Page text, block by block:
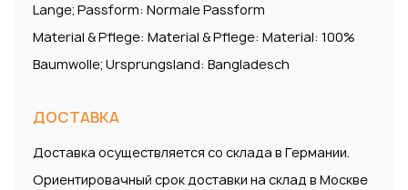
Lange; Passform: Normale Passform
Material & Pflege: Material & Pflege: Material: 100%
Baumwolle; Ursprungsland: Bangladesch
ДОСТАВКА
Доставка осуществляется со склада в Германии.
Ориентировачный срок доставки на склад в Москве